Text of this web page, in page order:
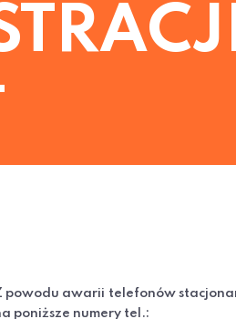
powodu awarii telefonów
poniższe numery tel.: